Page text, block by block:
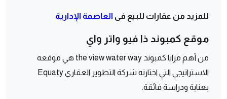
للمزيد من عقارات للبيع فى العاصمة الإدارية
موقع كمبوند ذا فيو واتر واي
من أهم مزايا كمبوند the view water way هي موقعه
الاستراتيجي التي اختارته شركة التطوير العقاري Equaty
بعناية ودراسة فائقة.